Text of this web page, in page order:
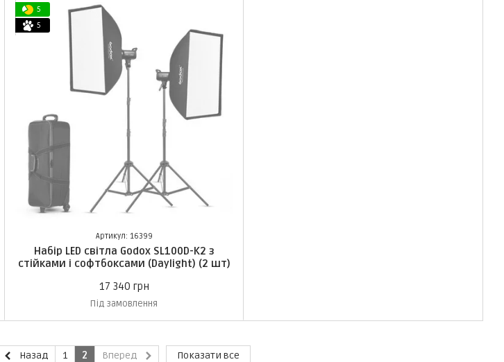
5
5
Артикул: 16399
Набір LED світла Godox SL100D-K2 з
стійками і софтбоксами (Daylight) (2 шт)
17 340 грн
Під замовлення
Назад 1 2 Вперед Показати все